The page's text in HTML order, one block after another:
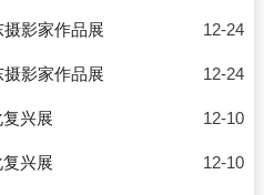
12-24
影家作品展
12-24
影家作品展
12-10
兴展
12-10
兴展